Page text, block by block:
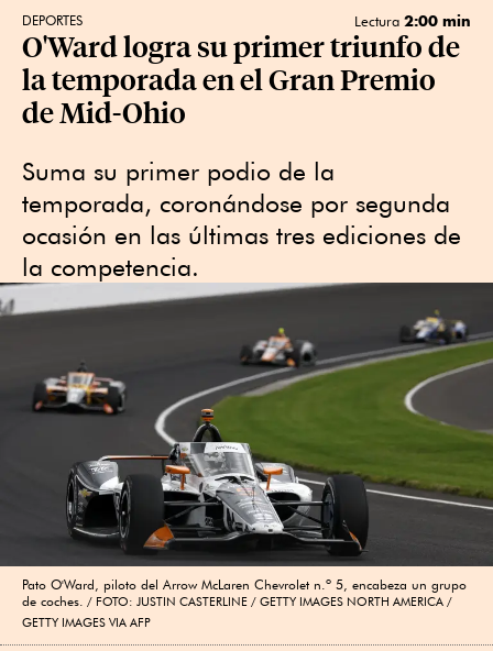
DEPORTES Lectura 2:00 min
O'Ward logra su primer triunfo de
la temporada en el Gran Premio
de Mid-Ohio
Suma su primer podio de la
temporada, coronándose por segunda
ocasión en las últimas tres ediciones de
la competencia.
Pato O'Ward, piloto del Arrow McLaren Chevrolet n.º 5, encabeza un grupo
de coches.
FOTO: JUSTIN CASTERLINE / GETTY IMAGES NORTH AMERICA /
GETTY IMAGES VIA AFP